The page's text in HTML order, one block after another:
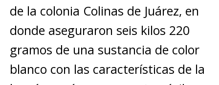
de la colonia Colinas de Juárez, en
donde aseguraron seis kilos 220
gramos de una sustancia de color
blanco con las características de la